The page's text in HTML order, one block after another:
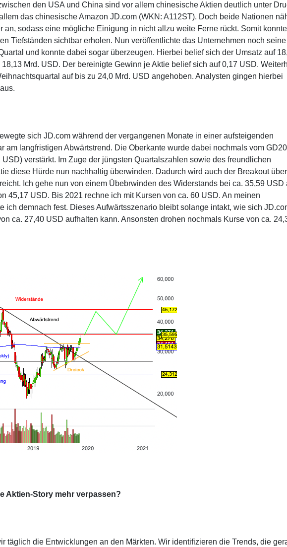
den USA und China sind vor allem chinesische Aktien deutlich unter
das chinesische Amazon JD.com (WKN: A112ST). Doch beide Nationen
an, sodass eine mögliche Einigung in nicht allzu weite Ferne rückt. Somit
Tiefständen sichtbar erholen. Nun veröffentlichte das Unternehmen noch seine
und konnte dabei sogar überzeugen. Hierbei belief sich der Umsatz auf
Mrd. USD. Der bereinigte Gewinn je Aktie belief sich auf 0,17 USD.
auf bis zu 24,0 Mrd. USD angehoben. Analysten gingen hierbei
sich JD.com während der vergangenen Monate in einer aufsteigenden
am langfristigen Abwärtstrend. Die Oberkante wurde dabei nochmals vom
verstärkt. Im Zuge der jüngsten Quartalszahlen sowie des freundlichen
diese Hürde nun nachhaltig überwinden. Dadurch wird auch der Breakout
Ich gehe nun von einem Übebrwinden des Widerstands bei ca. 35,59 USD
45,17 USD. Bis 2021 rechne ich mit Kursen von ca. 60 USD. An meinen
ich demnach fest. Dieses Aufwärtsszenario bleibt solange intakt, wie sich
ca. 27,40 USD aufhalten kann. Ansonsten drohen nochmals Kurse von ca.
Aktien-Story mehr verpassen?
täglich die Entwicklungen an den Märkten. Wir identifizieren die Trends, die